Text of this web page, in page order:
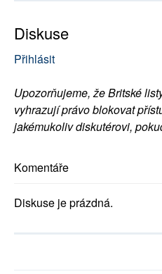
Diskuse
Přihlásit
Upozorňujeme, že Britské
vyhrazují právo blokovat
jakémukoliv diskutérovi,
Komentáře
Diskuse je prázdná.